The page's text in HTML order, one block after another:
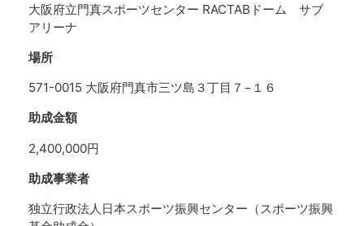
大阪府立門真スポーツセンター RACTABドーム サブ
アリーナ
場所
571-0015 大阪府門真市三ツ島３丁目７−１６
助成金額
2,400,000円
助成事業者
独立行政法人日本スポーツ振興センター（スポーツ振興